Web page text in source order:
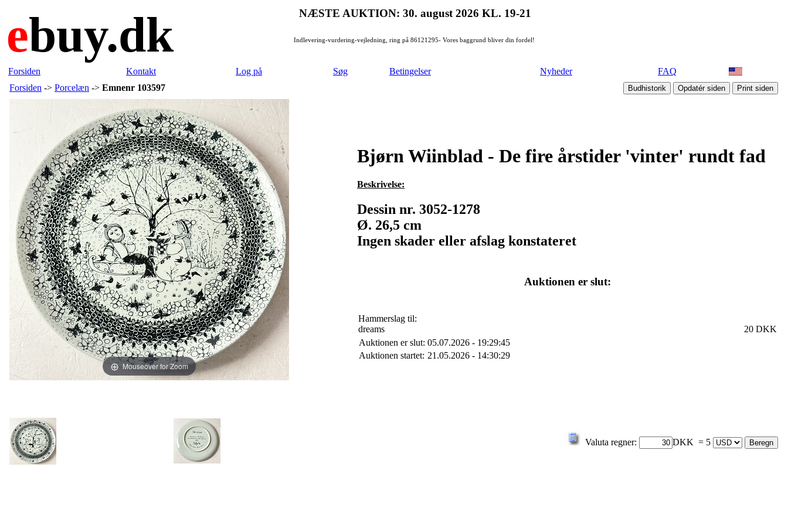
ebuy.dk NÆSTE AUKTION: 30. august 2026 KL. 19-21
Indlevering-vurdering-vejledning, ring på 86121295- Vores baggrund bliver din fordel!
Forsiden Kontakt Log på Søg Betingelser Nyheder
FAQ
Forsiden -> Porcelæn -> Emnenr 103597
Mouseover for Zoom
Bjørn Wiinblad - De fire årstider 'vinter' rundt fad
Beskrivelse:
Dessin nr. 3052-1278
Ø. 26,5 cm
Ingen skader eller afslag konstateret
Auktionen er slut:
Hammerslag til:
dreams
20 DKK
Auktionen er slut: 05.07.2026 - 19:29:45
Auktionen startet: 21.05.2026 - 14:30:29
Valuta regner: DKK = 5